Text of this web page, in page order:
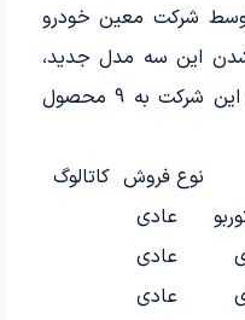
شرکت معین خودرو
این سه مدل جدید،
تعداد خودروهای تویوتا وارداتی این شرکت به 9 محصول
نوع فروش کاتالوگ
عادی
عادی
عادی